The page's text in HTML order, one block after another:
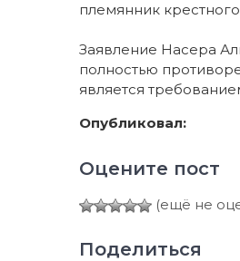
племянник
Заявление Насера
полностью
является
Опубликовал:
Оцените пост
(ещё не
Поделиться